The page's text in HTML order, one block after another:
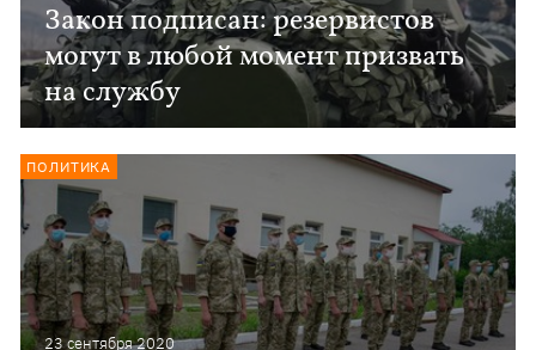
Закон подписан: резервистов
могут в любой момент призвать
на службу
23 сентября 2020
ПОЛИТИКА